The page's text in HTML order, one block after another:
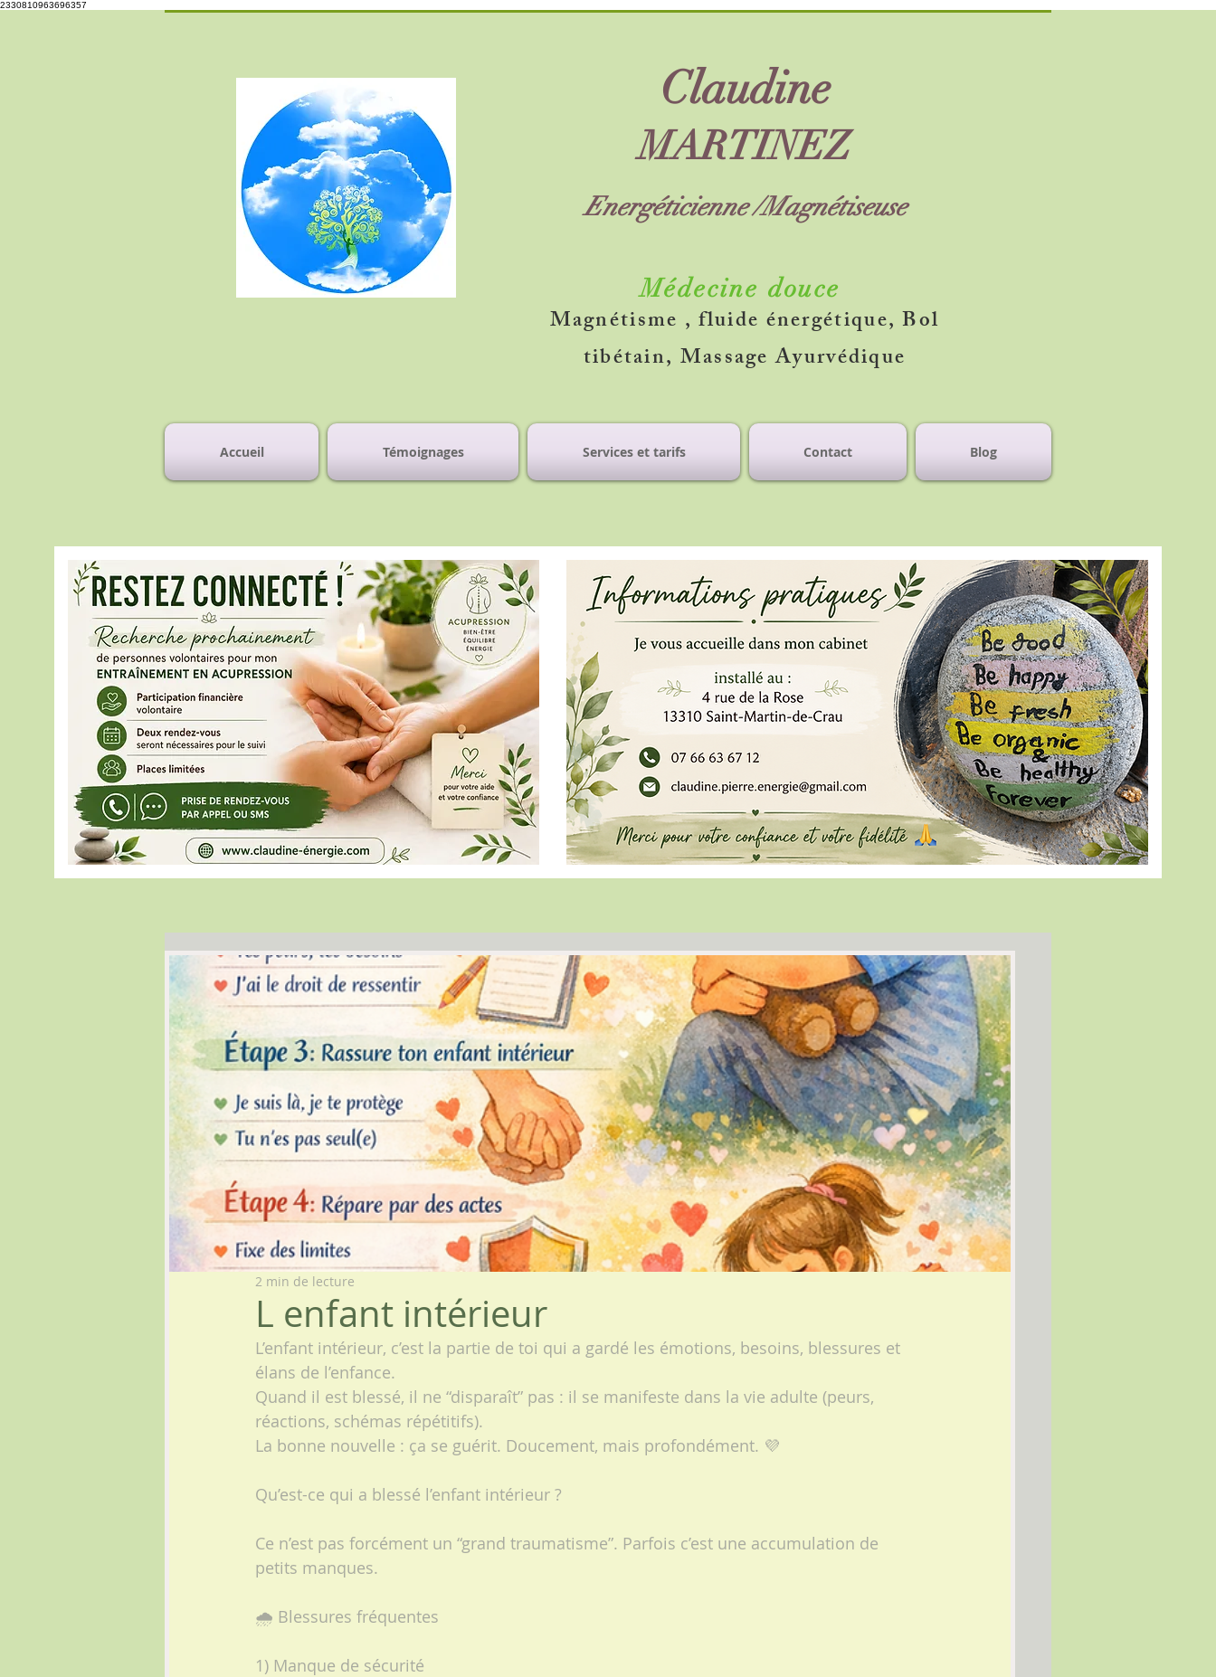
2330810963696357
Claudine
MARTINEZ
Energéticienne /Magnétiseuse
Médecine douce
Magnétisme , fluide énergétique, Bol
tibétain, Massage Ayurvédique
Accueil Témoignages Services et tarifs Contact Blog
L enfant intérieur
2 min de lecture
L’enfant intérieur, c’est la partie de toi qui a gardé les émotions, besoins, blessures et
élans de l’enfance.
Quand il est blessé, il ne “disparaît” pas : il se manifeste dans la vie adulte (peurs,
réactions, schémas répétitifs).
La bonne nouvelle : ça se guérit. Doucement, mais profondément. 💜
Qu’est-ce qui a blessé l’enfant intérieur ?
Ce n’est pas forcément un “grand traumatisme”. Parfois c’est une accumulation de
petits manques.
🌧️ Blessures fréquentes
1) Manque de sécurité